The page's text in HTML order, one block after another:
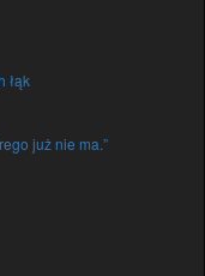
łąk
już nie ma.”